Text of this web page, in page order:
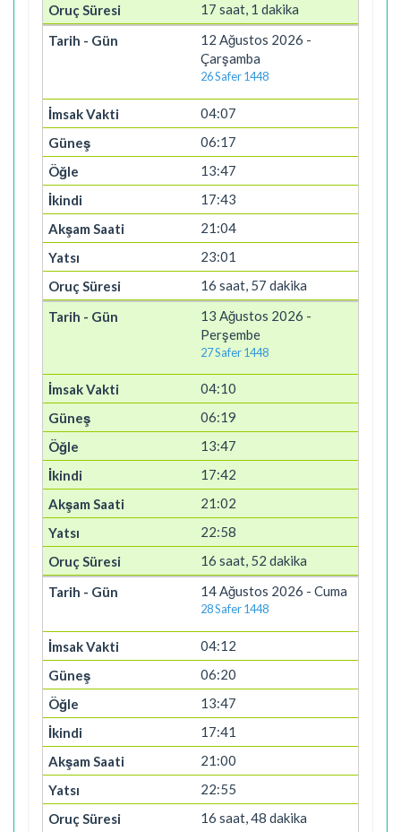
17 saat, 1 dakika
12 Ağustos 2026 -
Çarşamba
26 Safer 1448
04:07
06:17
13:47
17:43
21:04
23:01
16 saat, 57 dakika
13 Ağustos 2026 -
Perşembe
27 Safer 1448
04:10
06:19
13:47
17:42
21:02
22:58
16 saat, 52 dakika
14 Ağustos 2026 - Cuma
28 Safer 1448
04:12
06:20
13:47
17:41
21:00
22:55
16 saat, 48 dakika